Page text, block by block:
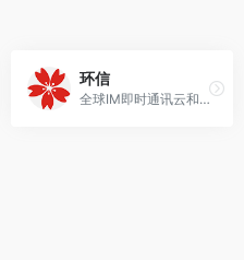
环信
全球IM即时通讯云和智能在线客服服务商